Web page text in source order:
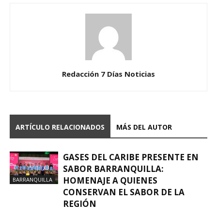
Redacción 7 Días Noticias
ARTÍCULO RELACIONADOS MÁS DEL AUTOR
BARRANQUILLA
GASES DEL CARIBE PRESENTE EN
SABOR BARRANQUILLA:
HOMENAJE A QUIENES
CONSERVAN EL SABOR DE LA
REGIÓN